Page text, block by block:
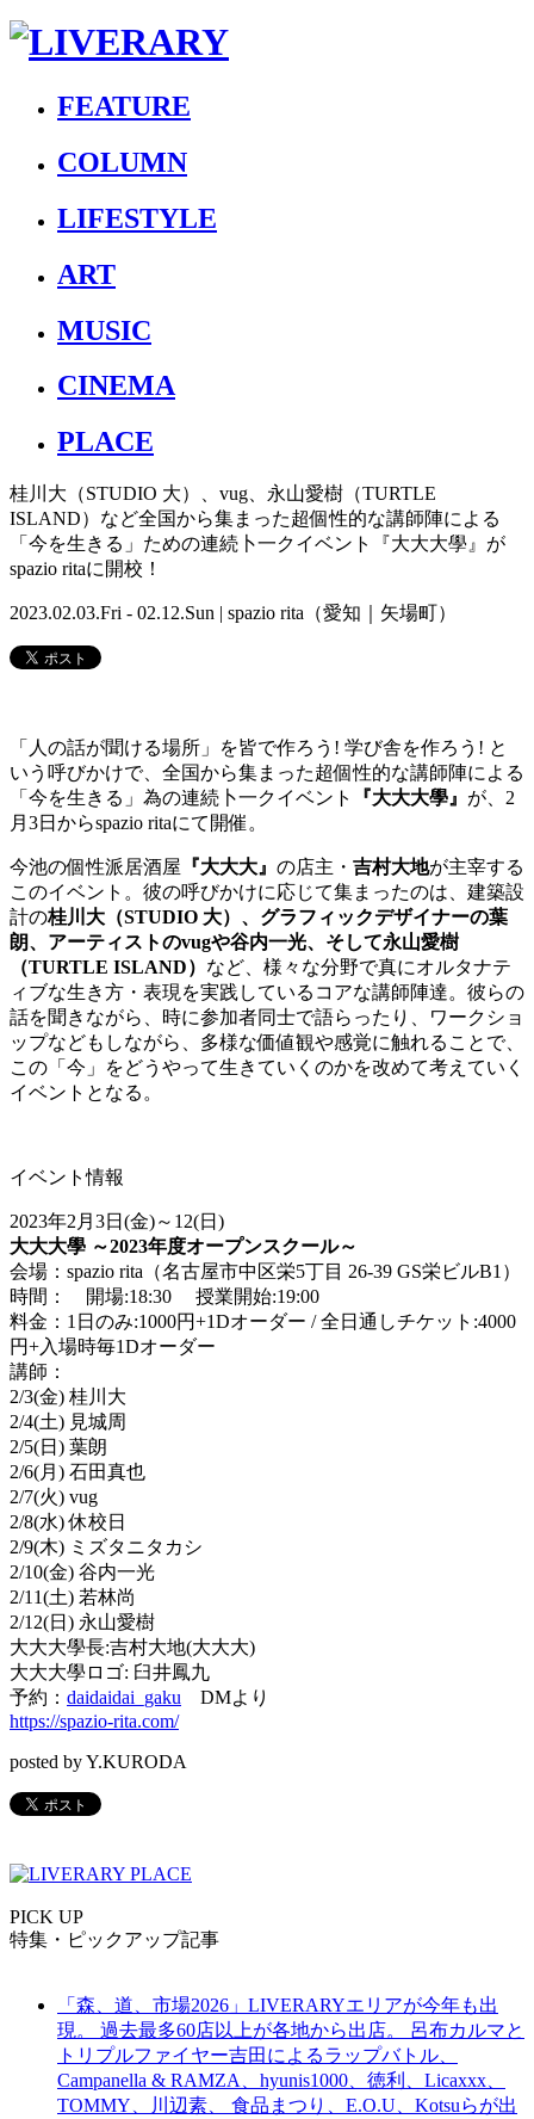
FEATURE
COLUMN
LIFESTYLE
ART
MUSIC
CINEMA
PLACE
桂川大（STUDIO 大）、vug、永山愛樹（TURTLE
ISLAND）など全国から集まった超個性的な講師陣による
「今を生きる」ための連続卜一クイベント『大大大學』が
spazio ritaに開校！
2023.02.03.Fri - 02.12.Sun | spazio rita（愛知｜矢場町）
「人の話が聞ける場所」を皆で作ろう! 学び舎を作ろう! と
いう呼びかけで、全国から集まった超個性的な講師陣による
「今を生きる」為の連続卜一クイベント
『大大大學』 が、2
月3日からspazio ritaにて開催。
今池の個性派居酒屋 『大大大』 の店主・ 吉村大地が主宰する
このイベント。彼の呼びかけに応じて集まったのは、建築設
計の桂川大（STUDIO 大）、グラフィックデザイナーの葉
朗、アーティストのvugや谷内一光、そして永山愛樹
（TURTLE ISLAND） など、様々な分野で真にオルタナテ
ィブな生き方・表現を実践しているコアな講師陣達。彼らの
話を聞きながら、時に参加者同士で語らったり、ワークショ
ップなどもしながら、多様な価値観や感覚に触れることで、
この「今」をどうやって生きていくのかを改めて考えていく
イベントとなる。
イベント情報
2023年2月3日(金)～12(日)
大大大學 ～2023年度オープンスクール～
会場：spazio rita（名古屋市中区栄5丁目 26-39 GS栄ビルB1）
時間： 開場:18:30 授業開始:19:00
料金：1日のみ:1000円+1Dオーダー / 全日通しチケット:4000
円+入場時毎1Dオーダー
講師：
2/3(金) 桂川大
2/4(土) 見城周
2/5(日) 葉朗
2/6(月) 石田真也
2/7(火) vug
2/8(水) 休校日
2/9(木) ミズタニタカシ
2/10(金) 谷内一光
2/11(土) 若林尚
2/12(日) 永山愛樹
大大大學長:吉村大地(大大大)
大大大學ロゴ: 臼井鳳九
予約： daidaidai_gaku DMより
https://spazio-rita.com/
posted by Y.KURODA
PICK UP
特集・ピックアップ記事
「森、道、市場2026」LIVERARYエリアが今年も出
現。 過去最多60店以上が各地から出店。 呂布カルマと
トリプルファイヤー吉田によるラップバトル、
Campanella & RAMZA、hyunis1000、徳利、Licaxxx、
TOMMY、川辺素、 食品まつり、E.O.U、Kotsuらが出